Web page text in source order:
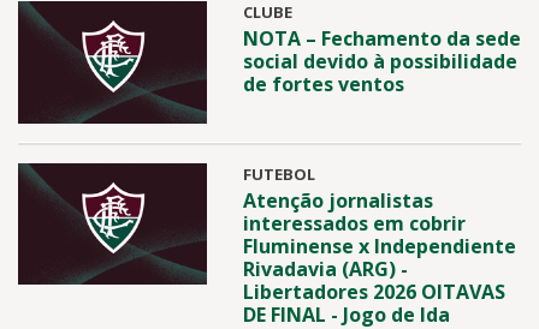
CLUBE
NOTA – Fechamento da sede
social devido à possibilidade
de fortes ventos
FUTEBOL
Atenção jornalistas
interessados em cobrir
Fluminense x Independiente
Rivadavia (ARG) -
Libertadores 2026 OITAVAS
DE FINAL - Jogo de Ida